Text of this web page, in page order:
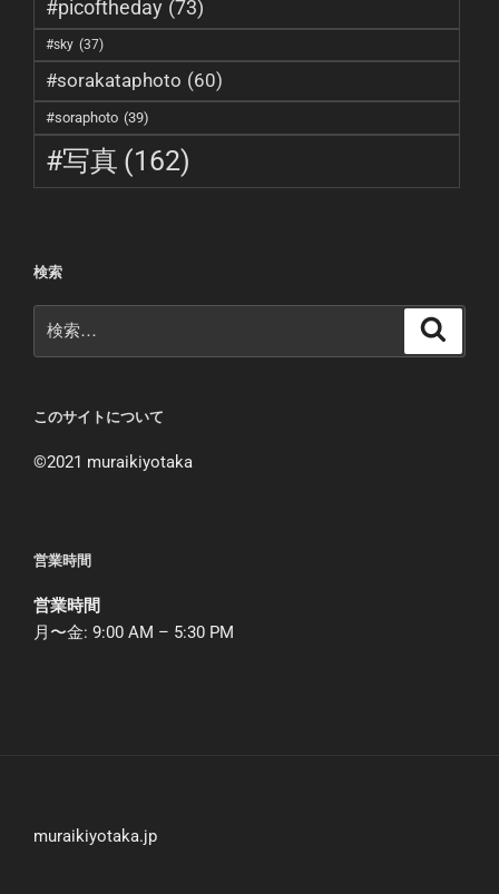
#picoftheday (73)
#sky (37)
#sorakataphoto (60)
#soraphoto (39)
#写真 (162)
検索
このサイトについて
©︎2021 muraikiyotaka
営業時間
営業時間
月〜金: 9:00 AM – 5:30 PM
muraikiyotaka.jp